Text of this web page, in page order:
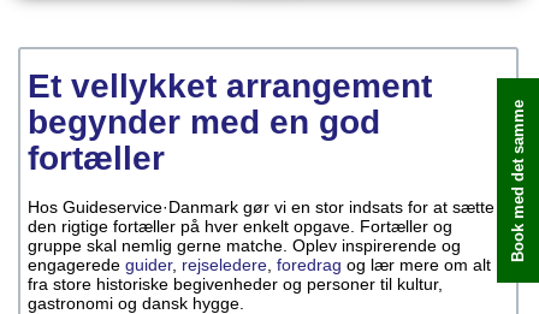
Et vellykket arrangement
begynder med en god
fortæller
Hos Guideservice·Danmark gør vi en stor indsats for at sætte
den rigtige fortæller på hver enkelt opgave. Fortæller og
gruppe skal nemlig gerne matche. Oplev inspirerende og
engagerede guider, rejseledere foredrag og lær mere om alt
fra store historiske begivenheder og personer til kultur,
gastronomi og dansk hygge.
Book med det samme